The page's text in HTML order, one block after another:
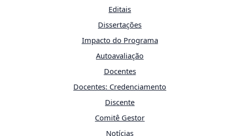
Editais
Dissertações
Impacto do Programa
Autoavaliação
Docentes
Docentes: Credenciamento
Discente
Comitê Gestor
Notícias